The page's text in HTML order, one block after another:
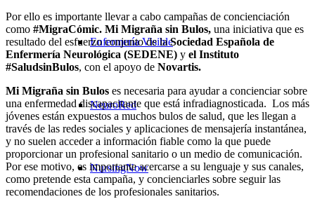
Enfermería Visible
NeuroRed
NursingNow
Por ello es importante llevar a cabo campañas de concienciación
como #MigraCómic. Mi Migraña sin Bulos, una iniciativa que es
resultado del esfuerzo conjunto de laSociedad Española de
Enfermería Neurológica (SEDENE) y el Instituto
#SaludsinBulos, con el apoyo de Novartis.
Mi Migraña sin Bulos es necesaria para ayudar a concienciar sobre
una enfermedad discapacitante que está infradiagnosticada. Los más
jóvenes están expuestos a muchos bulos de salud, que les llegan a
través de las redes sociales y aplicaciones de mensajería instantánea,
y no suelen acceder a información fiable como la que puede
proporcionar un profesional sanitario o un medio de comunicación.
Por ese motivo, es importante acercarse a su lenguaje y sus canales,
como pretende esta campaña, y concienciarles sobre seguir las
recomendaciones de los profesionales sanitarios.